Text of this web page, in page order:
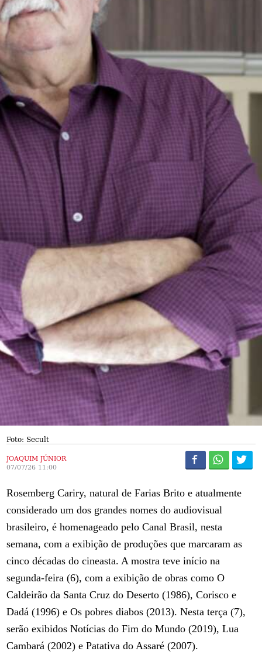
Foto: Secult
JOAQUIM JÚNIOR
07/07/26 11:00
Rosemberg Cariry, natural de Farias Brito e atualmente
considerado um dos grandes nomes do audiovisual
brasileiro, é homenageado pelo Canal Brasil, nesta
semana, com a exibição de produções que marcaram as
cinco décadas do cineasta. A mostra teve início na
segunda-feira (6), com a exibição de obras como O
Caldeirão da Santa Cruz do Deserto (1986), Corisco e
Dadá (1996) e Os pobres diabos (2013). Nesta terça (7),
serão exibidos Notícias do Fim do Mundo (2019), Lua
Cambará (2002) e Patativa do Assaré (2007).